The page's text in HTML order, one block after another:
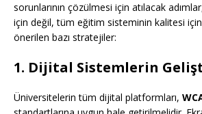
sorunlarının çözülmesi için atılacak
için değil, tüm eğitim sisteminin kalitesi
önerilen bazı stratejiler:
1. Dijital Sistemlerin
Üniversitelerin tüm dijital platformları,